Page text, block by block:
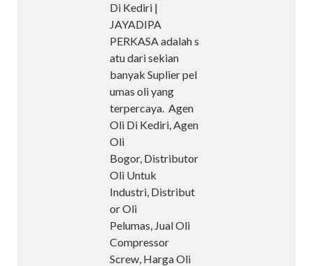
Di Kediri |
JAYADIPA
PERKASA adalah s
atu dari sekian
banyak Suplier pel
umas oli yang
terpercaya. Agen
Oli Di Kediri, Agen
Oli
Bogor, Distributor
Oli Untuk
Industri, Distribut
or Oli
Pelumas, Jual Oli
Compressor
Screw, Harga Oli